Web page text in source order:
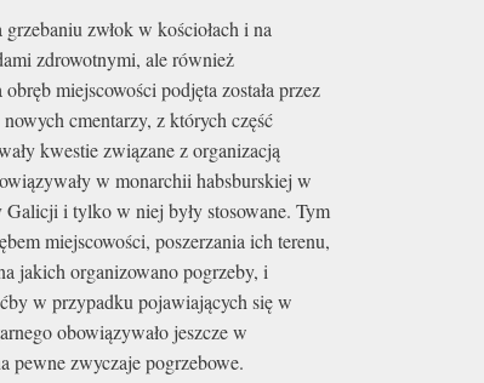
zwłok w kościołach i na
zdrowotnymi, ale również
miejscowości podjęta została przez
cmentarzy, z których część
kwestie związane z organizacją
w monarchii habsburskiej w
i tylko w niej były stosowane. Tym
miejscowości, poszerzania ich terenu,
jakich organizowano pogrzeby, i
w przypadku pojawiających się w
obowiązywało jeszcze w
pewne zwyczaje pogrzebowe.